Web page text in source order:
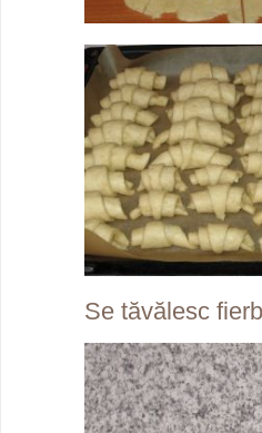
Se tăvălesc